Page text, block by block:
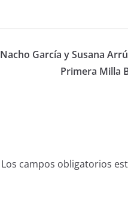
Nacho García y Susana
Primera Milla
Los campos obligatorios